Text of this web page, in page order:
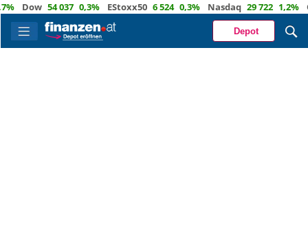
Dow 54 037 0,3% EStoxx50 6 524 0,3% Nasdaq 29 722 1,2% Öl
Depot